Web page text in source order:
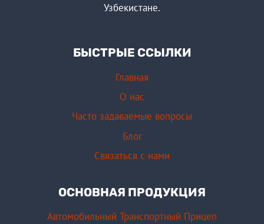
Узбекистане.
БЫСТРЫЕ ССЫЛКИ
Главная
О нас
Часто задаваемые вопросы
Блог
Связаться с нами
ОСНОВНАЯ ПРОДУКЦИЯ
Автомобильный Транспортный Прицеп